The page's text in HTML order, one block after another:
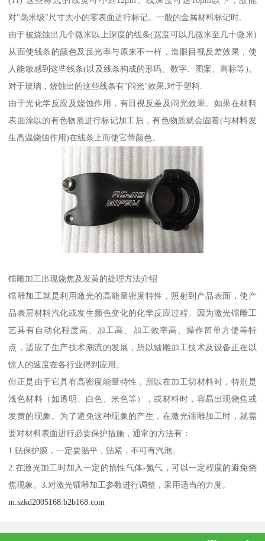
对"毫米级"尺寸大小的零表面进行标记。一般的金属材料标记时,
由于被烧蚀出几个微米以上深度的线条(宽度可以几微米至几十微米)
从面使线条的颜色及反光率与原来不一样，造眼目视反差效果，使
人能敏感到这些线条(以及线条构成的形码、数字、图案、商标等)。
对于玻璃，烧蚀出的这些线条有"闷光"效果;对于塑料.
由于光化学反应及烧蚀作用，有目视反差及闷光效果。如果在材料
表面涂以的有色物质进行标记加工后，有色物质就会固着(与材料发
生高温烧蚀作用)在线条上而使它带颜色。
镭雕加工出现烧焦及发黄的处理方法介绍
镭雕加工就是利用激光的高能量密度特性，照射到产品表面，使产
品表层材料汽化或发生颜色变化的化学反应过程。因为激光镭雕工
艺具有自动化程度高、加工高、加工效率高、操作简单方便等特
点，适应了生产技术潮流的发展，所以镭雕加工技术及设备正在以
惊人的速度在各行业得到应用。
但正是由于它具有高密度能量特性，所以在加工切材料时，特别是
浅色材料（如透明、白色、米色等），或材料时，容易出现烧焦或
发黄的现象。为了避免这种现象的产生，在激光镭雕加工时，就需
要对材料表面进行必要保护措施，通常的方法有：
1.贴保护膜，一定要贴平，贴紧，不可有汽泡。
2.在激光加工时加入一定的惰性气体-氮气，可以一定程度的避免烧
焦现象。3.对激光镭雕加工参数进行调整，采用适当的力度。
m.szkd2005168.b2b168.com